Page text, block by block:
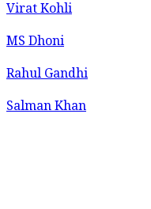
Virat Kohli
MS Dhoni
Rahul Gandhi
Salman Khan